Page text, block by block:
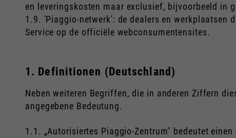
en leveringskosten maar exclusief, bijvoorbeeld in
1.9. 'Piaggio-netwerk': de dealers en werkplaatsen
Service op de officiële webconsumentensites.
1. Definitionen (Deutschland)
Neben weiteren Begriffen, die in anderen Ziffern
angegebene Bedeutung.
1.1. „Autorisiertes Piaggio-Zentrum" bedeutet